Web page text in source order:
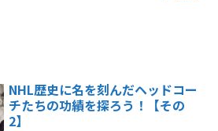
NHL歴史に名を刻んだヘッドコー
チたちの功績を探ろう！【その
2】